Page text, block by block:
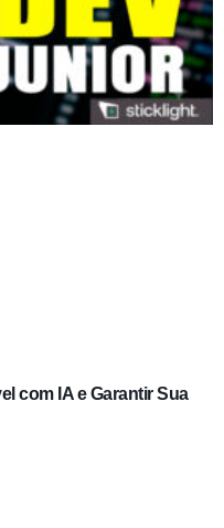
com IA e Garantir Sua